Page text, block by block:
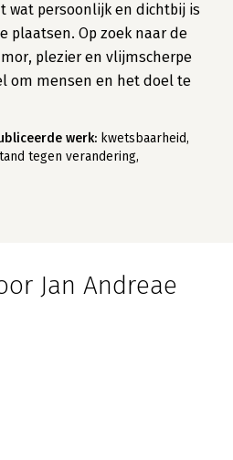
wat persoonlijk en dichtbij is
plaatsen. Op zoek naar de
plezier en vlijmscherpe
om mensen en het doel te
werk: kwetsbaarheid,
tegen verandering,
Jan Andreae